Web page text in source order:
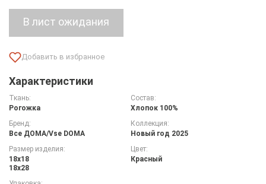
Характеристики
Ткань:
Рогожка
Состав:
Хлопок 100%
Бренд:
Все ДOMA/Vse DOMA
Коллекция:
Новый год 2025
Размер изделия:
18х18
18х28
Цвет:
Красный